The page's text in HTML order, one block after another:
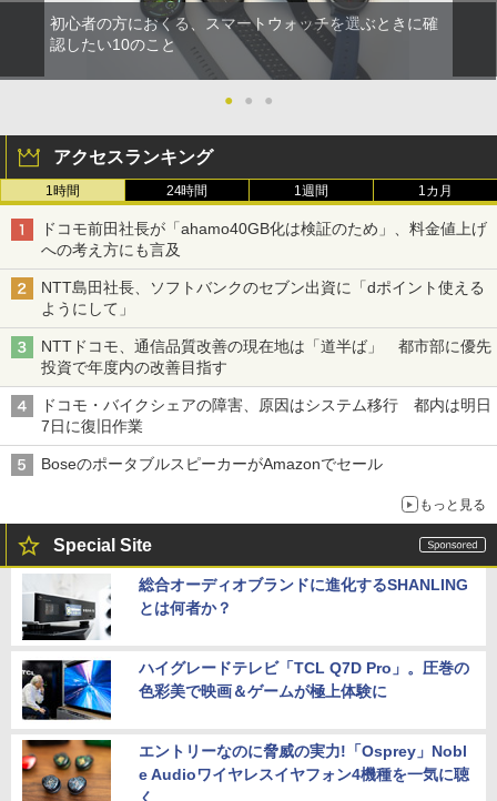
初心者の方におくる、スマートウォッチを選ぶときに確
認したい10のこと
● ● ●
アクセスランキング
1時間 24時間 1週間 1カ月
ドコモ前田社長が「ahamo40GB化は検証のため」、料金値上げ
への考え方にも言及
NTT島田社長、ソフトバンクのセブン出資に「dポイント使える
ようにして」
NTTドコモ、通信品質改善の現在地は「道半ば」 都市部に優先
投資で年度内の改善目指す
ドコモ・バイクシェアの障害、原因はシステム移行 都内は明日
7日に復旧作業
BoseのポータブルスピーカーがAmazonでセール
もっと見る
Special Site
総合オーディオブランドに進化するSHANLING
とは何者か？
ハイグレードテレビ「TCL Q7D Pro」。圧巻の
色彩美で映画＆ゲームが極上体験に
エントリーなのに脅威の実力!「Osprey」Nobl
e Audioワイヤレスイヤフォン4機種を一気に聴